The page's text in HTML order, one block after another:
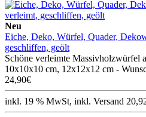
Neu
Eiche, Deko, Würfel, Quader,
geschliffen, geölt
Schöne verleimte Massivholzwürfel
10x10x10 cm, 12x12x12 cm -
24,90€
inkl. 19 % MwSt, inkl. Versand